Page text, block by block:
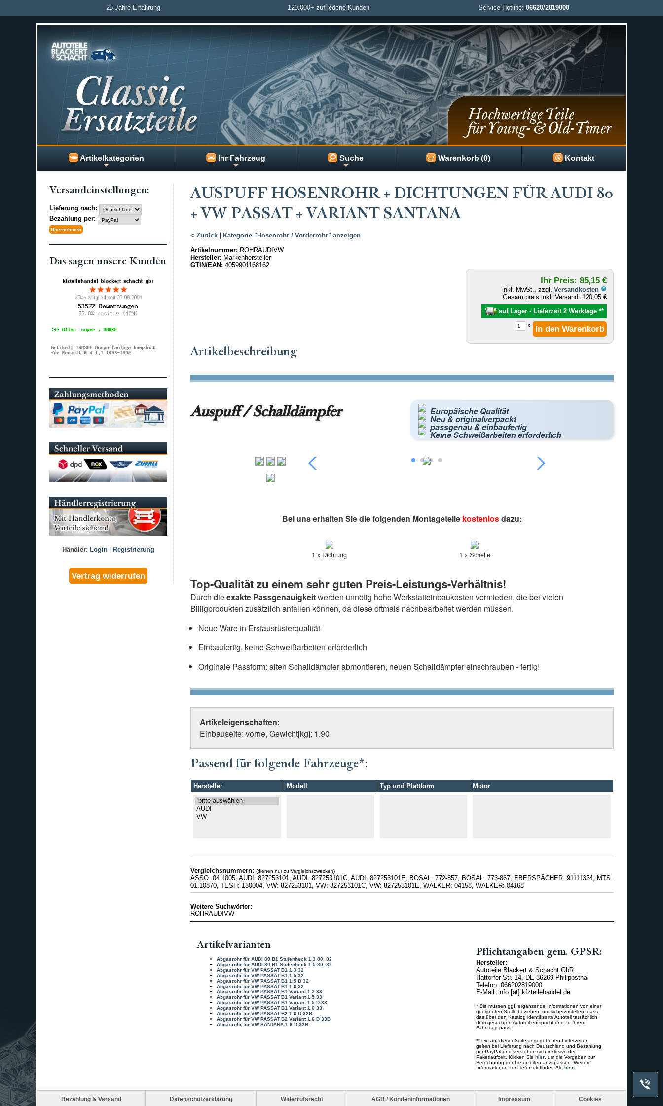
25 Jahre Erfahrung 120.000+ zufriedene Kunden Service-Hotline: 06620/2819000
Artikelkategorien Ihr Fahrzeug Suche Warenkorb (0) Kontakt
AUSPUFF HOSENROHR + DICHTUNGEN FÜR AUDI 80
+ VW PASSAT + VARIANT SANTANA
< Zurück|
Kategorie "Hosenrohr / Vorderrohr" anzeigen
Artikelnummer: ROHRAUDIVW
Hersteller: Markenhersteller
GTIN/EAN: 4059901168162
Ihr Preis: 85,15 €
inkl. MwSt., zzgl.Versandkosten
Gesamtpreis inkl. Versand: 120,05 €
auf Lager - Lieferzeit 2 Werktage **
x
Artikelbeschreibung
Auspuff / Schalldämpfer Europäische Qualität
Neu & originalverpackt
passgenau & einbaufertig
Keine Schweißarbeiten erforderlich
Bei uns erhalten Sie die folgenden Montageteile kostenlosdazu:
1 x Dichtung 1 x Schelle
Top-Qualität zu einem sehr guten Preis-Leistungs-Verhältnis!
Durch dieexakte Passgenauigkeitwerden unnötig hohe Werkstatteinbaukosten vermieden, die bei vielen
Billigprodukten zusätzlich anfallen können, da diese oftmals nachbearbeitet werden müssen.
Neue Ware in Erstausrüsterqualität
Einbaufertig, keine Schweißarbeiten erforderlich
Originale Passform: alten Schalldämpfer abmontieren, neuen Schalldämpfer einschrauben - fertig!
Artikeleigenschaften:
Einbauseite: vorne, Gewicht[kg]: 1,90
Passend für folgende Fahrzeuge*:
Hersteller Modell Typ und Plattform Motor
Vergleichsnummern: (dienen nur zu Vergleichszwecken)
ASSO: 04.1005, AUDI: 827253101, AUDI: 827253101C, AUDI: 827253101E, BOSAL: 772-857, BOSAL: 773-867, EBERSPÄCHER: 91111334, MTS:
01.10870, TESH: 130004, VW: 827253101, VW: 827253101C, VW: 827253101E, WALKER: 04158, WALKER: 04168
Weitere Suchwörter:
ROHRAUDIVW
Artikelvarianten
Abgasrohr für AUDI 80 B1 Stufenheck 1.3 80, 82
Abgasrohr für AUDI 80 B1 Stufenheck 1.5 80, 82
Abgasrohr für VW PASSAT B1 1.3 32
Abgasrohr für VW PASSAT B1 1.5 32
Abgasrohr für VW PASSAT B1 1.5 D 32
Abgasrohr für VW PASSAT B1 1.6 32
Abgasrohr für VW PASSAT B1 Variant 1.3 33
Abgasrohr für VW PASSAT B1 Variant 1.5 33
Abgasrohr für VW PASSAT B1 Variant 1.5 D 33
Abgasrohr für VW PASSAT B1 Variant 1.6 33
Abgasrohr für VW PASSAT B2 1.6 D 32B
Abgasrohr für VW PASSAT B2 Variant 1.6 D 33B
Abgasrohr für VW SANTANA 1.6 D 32B
Pflichtangaben gem. GPSR:
Hersteller:
Autoteile Blackert & Schacht GbR
Hattorfer Str. 14, DE-36269 Philippsthal
Telefon: 066202819000
E-Mail: info [at] kfzteilehandel.de
* Sie müssen ggf. ergänzende Informationen von einer
geeigneten Stelle beziehen, um sicherzustellen, dass
das über den Katalog identifizerte Autoteil tatsächlich
dem gesuchten Autoteil entspricht und zu Ihrem
Fahrzeug passt.
** Die auf dieser Seite angegebenen Lieferzeiten
gelten bei Lieferung nach Deutschland und Bezahlung
per PayPal und verstehen sich inklusive der
Paketlaufzeit. Klicken Siehier , um die Vorgaben zur
Berechnung der Lieferzeiten anzupassen. Weitere
Informationen zur Lieferzeit finden Siehier
Versand­einstellungen:
Lieferung nach:
Bezahlung per:
Das sagen unsere Kunden
Händler: Login| Registrierung
Bezahlung & Versand Datenschutzerklärung Widerrufsrecht AGB / Kundeninformationen Impressum Cookies